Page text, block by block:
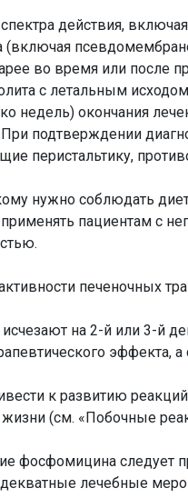
действия,
(включая
во время или
с летальным
недель) окончания
подтверждении
перистальтику,
нужно соблюдать
пациентам с
печеночных
на 2-й или 3-й
эффекта,
к развитию
(см. «Побочные
фосфомицина следует
лечебные